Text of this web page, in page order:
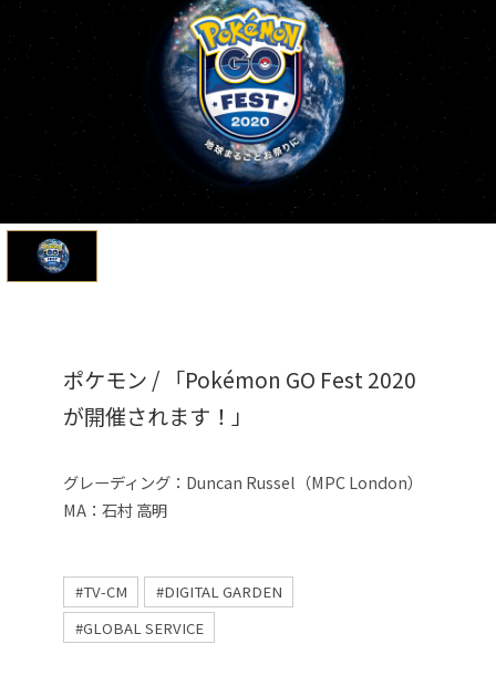
ポケモン / 「Pokémon GO Fest 2020
が開催されます！」
グレーディング：Duncan Russel（MPC London）
MA：石村 高明
#TV-CM
#DIGITAL GARDEN
#GLOBAL SERVICE